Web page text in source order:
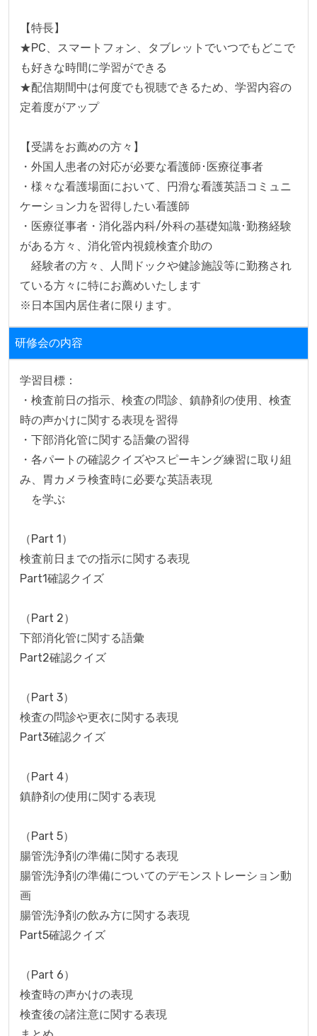
【特長】
★PC、スマートフォン、タブレットでいつでもどこで
も好きな時間に学習ができる
★配信期間中は何度でも視聴できるため、学習内容の
定着度がアップ
【受講をお薦めの方々】
・外国人患者の対応が必要な看護師･医療従事者
・様々な看護場面において、円滑な看護英語コミュニ
ケーション力を習得したい看護師
・医療従事者・消化器内科/外科の基礎知識･勤務経験
がある方々、消化管内視鏡検査介助の
経験者の方々、人間ドックや健診施設等に勤務され
ている方々に特にお薦めいたします
※日本国内居住者に限ります。
研修会の内容
学習目標：
・検査前日の指示、検査の問診、鎮静剤の使用、検査
時の声かけに関する表現を習得
・下部消化管に関する語彙の習得
・各パートの確認クイズやスピーキング練習に取り組
み、胃カメラ検査時に必要な英語表現
を学ぶ
（Part 1）
検査前日までの指示に関する表現
Part1確認クイズ
（Part 2）
下部消化管に関する語彙
Part2確認クイズ
（Part 3）
検査の問診や更衣に関する表現
Part3確認クイズ
（Part 4）
鎮静剤の使用に関する表現
（Part 5）
腸管洗浄剤の準備に関する表現
腸管洗浄剤の準備についてのデモンストレーション動
画
腸管洗浄剤の飲み方に関する表現
Part5確認クイズ
（Part 6）
検査時の声かけの表現
検査後の諸注意に関する表現